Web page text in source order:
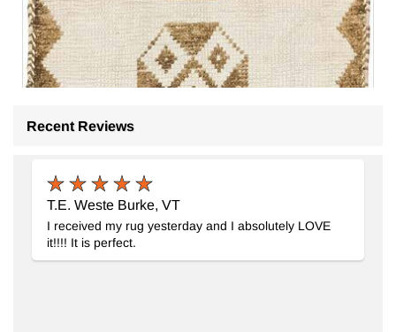
Recent Reviews
T.E. Weste Burke, VT
I received my rug yesterday and I absolutely LOVE
it!!!! It is perfect.